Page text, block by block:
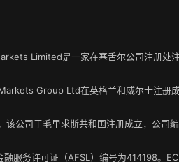
Limited是一家在塞舌尔公司注册处
Group Ltd在英格兰和威尔士注册
公司于毛里求斯共和国注册成立，公司
服务许可证（AFSL）编号为414198。